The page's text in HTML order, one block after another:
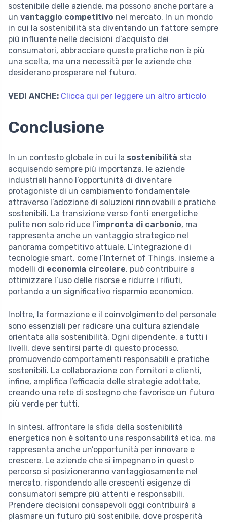
sostenibile delle aziende, ma possono anche portare a
un vantaggio competitivo nel mercato. In un mondo
in cui la sostenibilità sta diventando un fattore sempre
più influente nelle decisioni d’acquisto dei
consumatori, abbracciare queste pratiche non è più
una scelta, ma una necessità per le aziende che
desiderano prosperare nel futuro.
VEDI ANCHE: Clicca qui per leggere un altro articolo
Conclusione
In un contesto globale in cui la sostenibilità sta
acquisendo sempre più importanza, le aziende
industriali hanno l’opportunità di diventare
protagoniste di un cambiamento fondamentale
attraverso l’adozione di soluzioni rinnovabili e pratiche
sostenibili. La transizione verso fonti energetiche
pulite non solo riduce l’impronta di carbonio, ma
rappresenta anche un vantaggio strategico nel
panorama competitivo attuale. L’integrazione di
tecnologie smart, come l’Internet of Things, insieme a
modelli di economia circolare, può contribuire a
ottimizzare l’uso delle risorse e ridurre i rifiuti,
portando a un significativo risparmio economico.
Inoltre, la formazione e il coinvolgimento del personale
sono essenziali per radicare una cultura aziendale
orientata alla sostenibilità. Ogni dipendente, a tutti i
livelli, deve sentirsi parte di questo processo,
promuovendo comportamenti responsabili e pratiche
sostenibili. La collaborazione con fornitori e clienti,
infine, amplifica l’efficacia delle strategie adottate,
creando una rete di sostegno che favorisce un futuro
più verde per tutti.
In sintesi, affrontare la sfida della sostenibilità
energetica non è soltanto una responsabilità etica, ma
rappresenta anche un’opportunità per innovare e
crescere. Le aziende che si impegnano in questo
percorso si posizioneranno vantaggiosamente nel
mercato, rispondendo alle crescenti esigenze di
consumatori sempre più attenti e responsabili.
Prendere decisioni consapevoli oggi contribuirà a
plasmare un futuro più sostenibile, dove prosperità